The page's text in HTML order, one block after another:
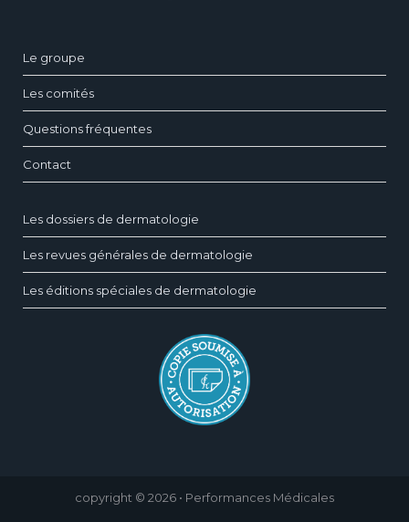
Le groupe
Les comités
Questions fréquentes
Contact
Les dossiers de dermatologie
Les revues générales de dermatologie
Les éditions spéciales de dermatologie
copyright © 2026 • Performances Médicales